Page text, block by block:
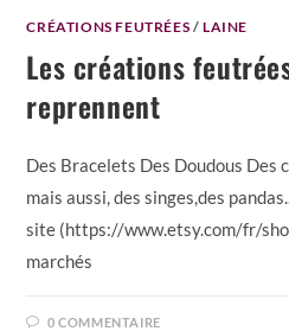
CRÉATIONS FEUTRÉES /LAINE
Les créations
reprennent
Des Bracelets Des Doudous Des
mais aussi, des singes,des
site (https://www.etsy.com/fr/
marchés
0 COMMENTAIRE